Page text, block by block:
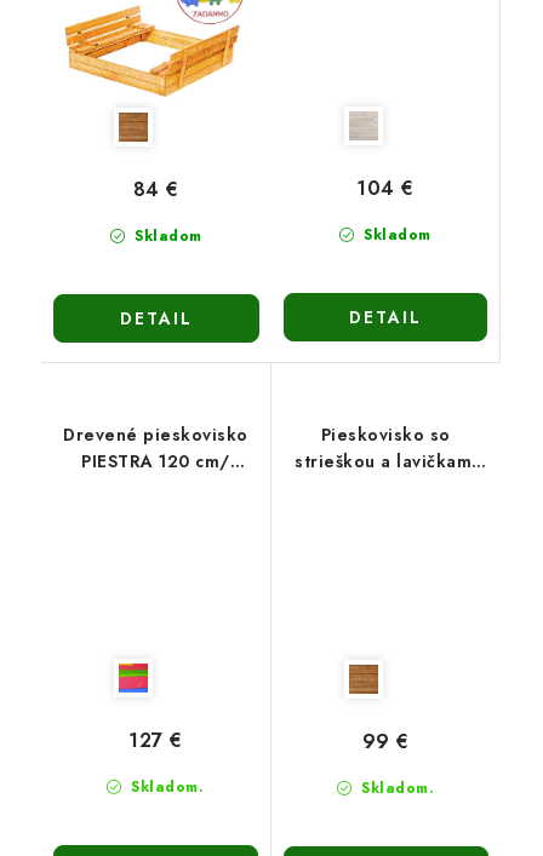
Skladom
84 €
DETAIL
Skladom
104 €
DETAIL
Drevené pieskovisko
PIESTRA 120 cm/
Skladom.
127 €
Pieskovisko so
strieškou a lavičkami
Skladom.
99 €